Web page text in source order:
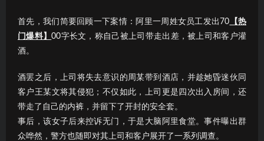
首先，我们简要回顾一下案情：阿里一周姓女员工发出70 【热
门爆料】00字长文，称自己被上司带走出差，被上司和客户灌
酒。
酒罢之后，上司将失去意识的周某带到酒店，并趁她昏迷伙同
客户王某文将其侵犯；不仅如此，上司更是四次出入房间，还
带走了自己的内裤，并留下了开封的安全套。
事后，该女子后来控诉无门，于是大脑阿里食堂。事件曝出群
众哗然，警方也随即对其上司和客户展开了一系列调查。